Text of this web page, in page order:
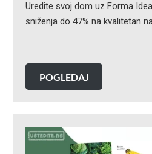
Uredite svoj dom uz Forma
sniženja do 47% na kvalitetan
POGLEDAJ